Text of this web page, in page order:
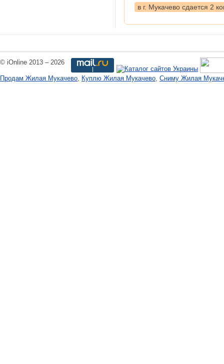
в г. Мукачево сдается 2
© iOnline 2013 – 2026
Продам Жилая Мукачево, Куплю Жилая Мукачево, Сниму Жилая